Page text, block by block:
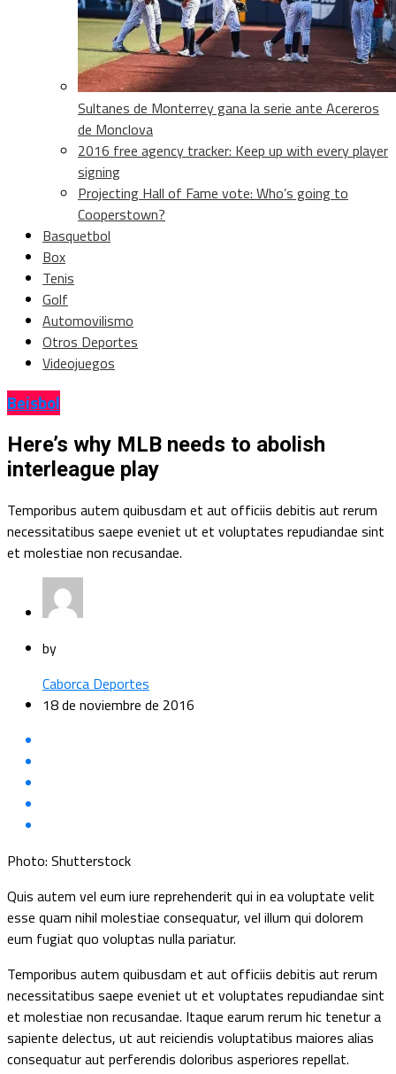
Sultanes de Monterrey gana la serie ante Acereros
de Monclova
2016 free agency tracker: Keep up with every player
signing
Projecting Hall of Fame vote: Who’s going to
Cooperstown?
Basquetbol
Box
Tenis
Golf
Automovilismo
Otros Deportes
Videojuegos
Beisbol
Here’s why MLB needs to abolish
interleague play
Temporibus autem quibusdam et aut officiis debitis aut rerum
necessitatibus saepe eveniet ut et voluptates repudiandae sint
et molestiae non recusandae.
by
Caborca Deportes
18 de noviembre de 2016
Photo: Shutterstock
Quis autem vel eum iure reprehenderit qui in ea voluptate velit
esse quam nihil molestiae consequatur, vel illum qui dolorem
eum fugiat quo voluptas nulla pariatur.
Temporibus autem quibusdam et aut officiis debitis aut rerum
necessitatibus saepe eveniet ut et voluptates repudiandae sint
et molestiae non recusandae. Itaque earum rerum hic tenetur a
sapiente delectus, ut aut reiciendis voluptatibus maiores alias
consequatur aut perferendis doloribus asperiores repellat.